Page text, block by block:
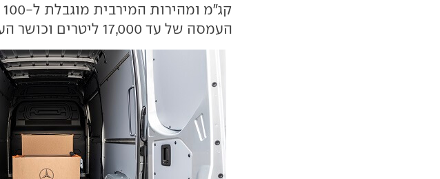
העמסה של עד 17,000 ליטרים וכושר העמסה של עד 1,950 ק"ג.